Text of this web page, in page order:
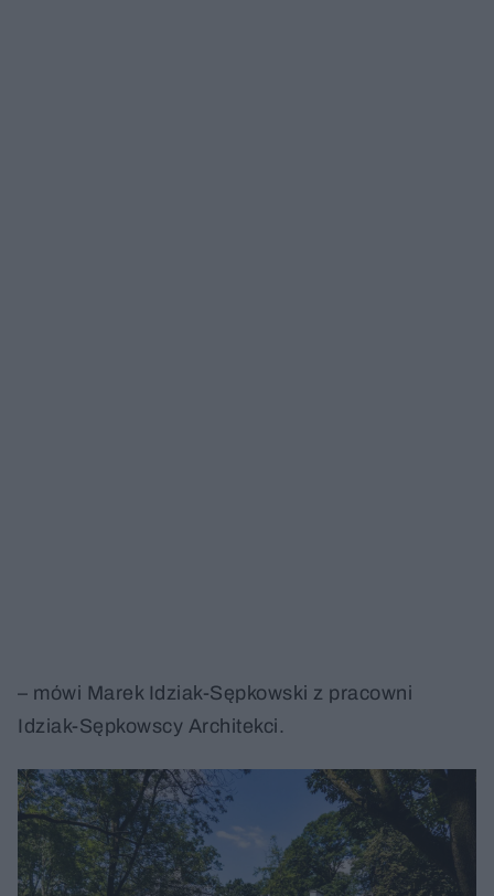
– mówi Marek Idziak-Sępkowski z pracowni
Idziak-Sępkowscy Architekci.